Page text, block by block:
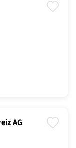
AG